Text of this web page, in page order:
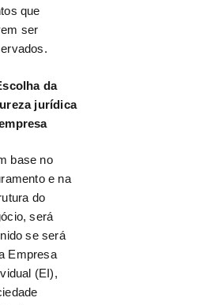
que
ser
da
jurídica
base no
e na
do
será
se será
Empresa
(EI),